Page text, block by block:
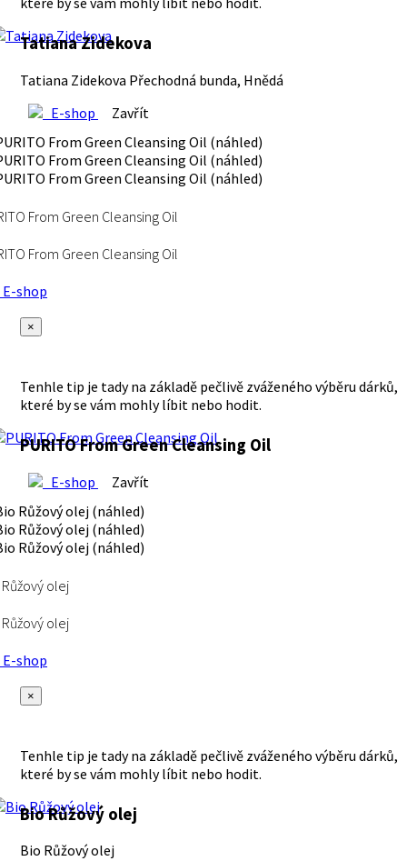
Tatiana Zidekova
Tatiana Zidekova Přechodná bunda, Hnědá
E-shop
Zavřít
From Green Cleansing Oil
From Green Cleansing Oil
shop
×
Tenhle tip je tady na základě pečlivě zváženého výběru dárků,
které by se vám mohly líbit nebo hodit.
PURITO From Green Cleansing Oil
E-shop Zavřít
olej
olej
shop
×
Tenhle tip je tady na základě pečlivě zváženého výběru dárků,
které by se vám mohly líbit nebo hodit.
Bio Růžový olej
Bio Růžový olej